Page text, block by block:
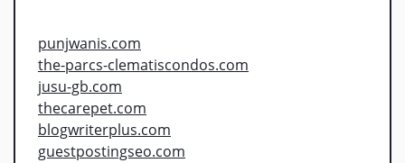
punjwanis.com
the-parcs-clematiscondos.com
jusu-gb.com
thecarepet.com
blogwriterplus.com
guestpostingseo.com